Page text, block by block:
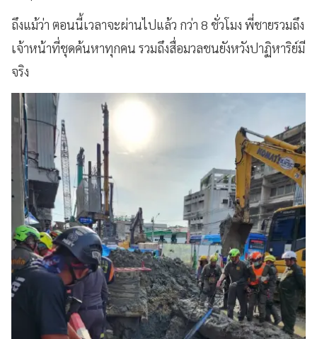
ถึงแม้ว่า ตอนนี้เวลาจะผ่านไปแล้ว กว่า 8 ชั่วโมง พี่ชายรวมถึง
เจ้าหน้าที่ชุดค้นหาทุกคน รวมถึงสื่อมวลชนยังหวังปาฏิหาริย์มี
จริง